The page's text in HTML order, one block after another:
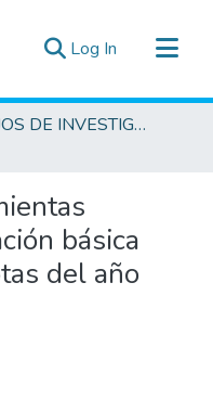
Log In (current)
TRABAJOS DE INVESTIGACIÓN
básica
del año